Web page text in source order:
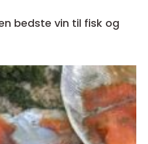
bedste vin til fisk og